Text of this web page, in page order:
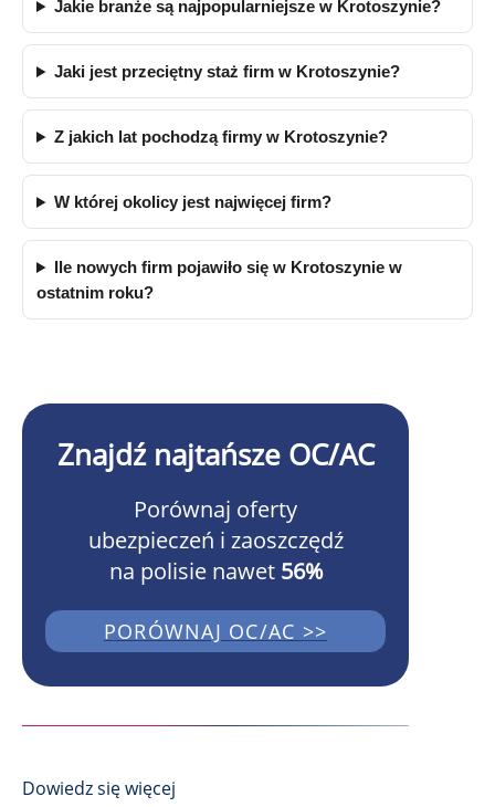
Jakie branże są najpopularniejsze w Krotoszynie?
Jaki jest przeciętny staż firm w Krotoszynie?
Z jakich lat pochodzą firmy w Krotoszynie?
W której okolicy jest najwięcej firm?
Ile nowych firm pojawiło się w Krotoszynie w
ostatnim roku?
Znajdź najtańsze OC/AC
Porównaj oferty
ubezpieczeń i zaoszczędź
na polisie nawet 56%
PORÓWNAJ OC/AC >>
Dowiedz się więcej